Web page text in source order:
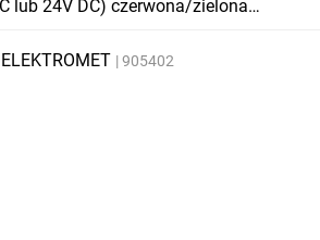
lub 24V DC) czerwona/zielona
ELEKTROMET
905402